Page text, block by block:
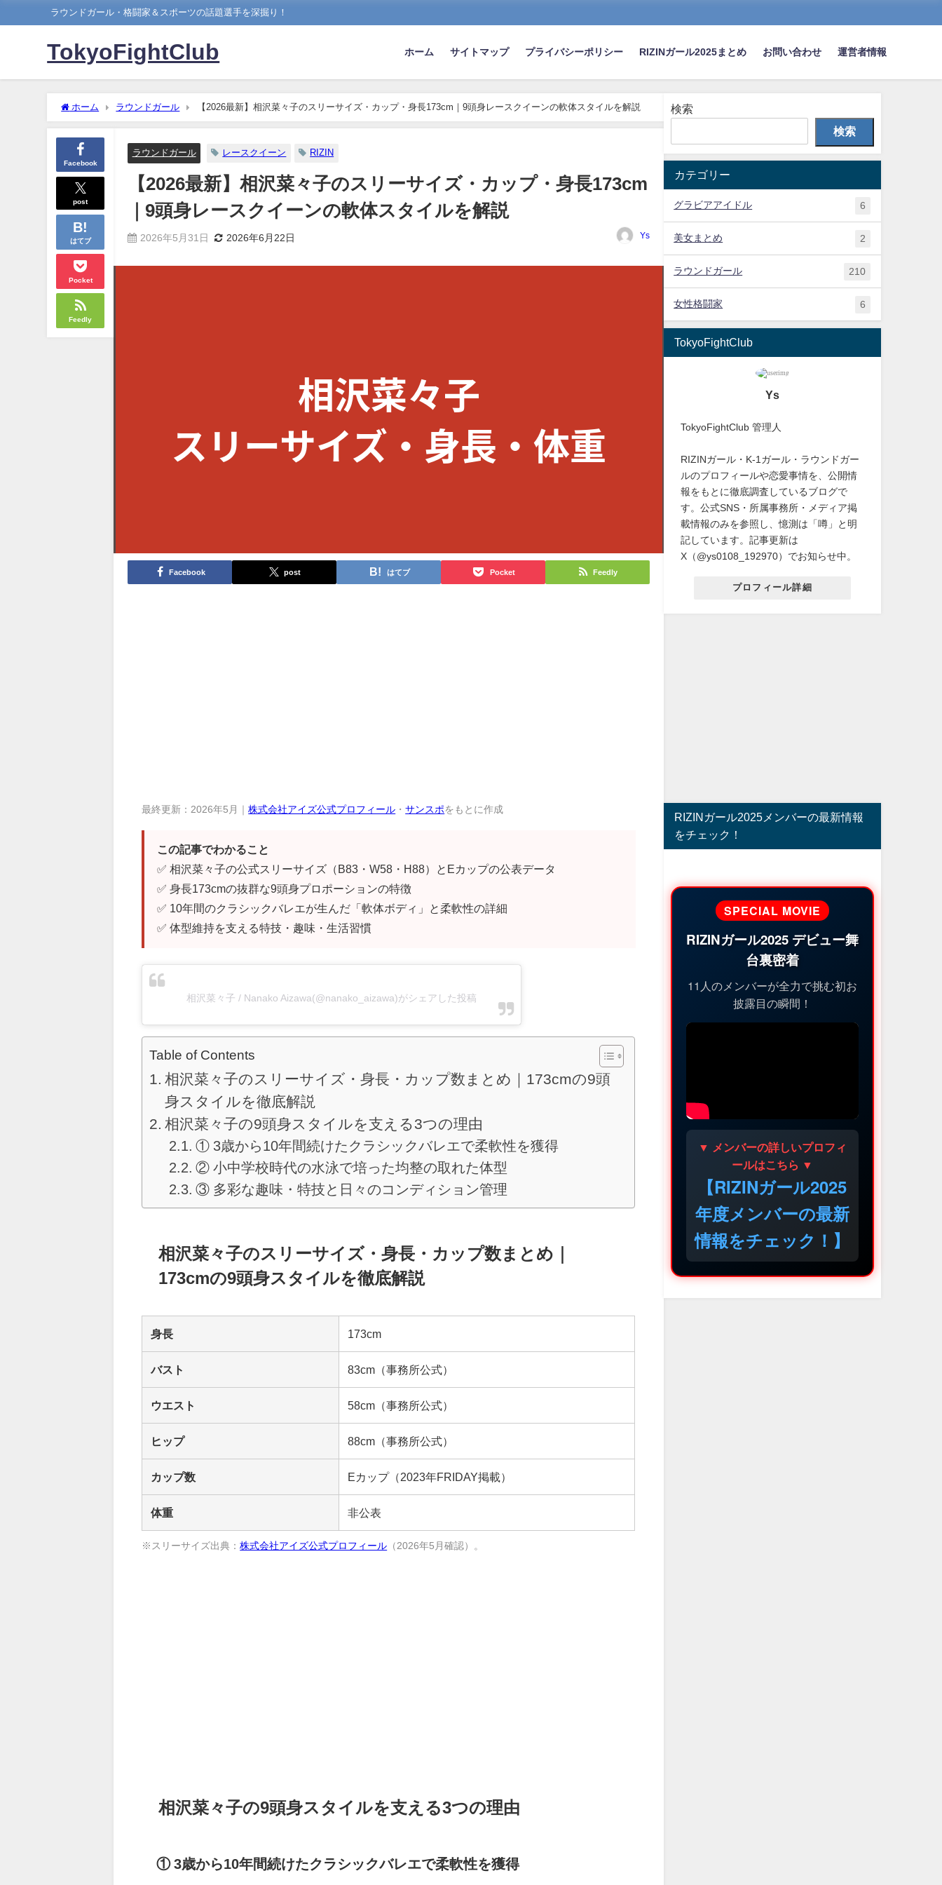
ラウンドガール・格闘家＆スポーツの話題選手を深掘り！
TokyoFightClub ホーム サイトマップ プライバシーポリシー RIZINガール2025まとめ お問い合わせ 運営者情報
ホーム ラウンドガール 【2026最新】相沢菜々子のスリーサイズ・カップ・身長173cm｜9頭身レースクイーンの軟体スタイルを解説
Facebook
post
はてブ
Pocket
Feedly
ラウンドガール レースクイーン RIZIN
【2026最新】相沢菜々子のスリーサイズ・カップ・身長173cm
｜9頭身レースクイーンの軟体スタイルを解説
2026年5月31日 2026年6月22日 Ys
Facebook post はてブ Pocket Feedly
最終更新：2026年5月｜株式会社アイズ公式プロフィール ・サンスポ をもとに作成
この記事でわかること
✅ 相沢菜々子の公式スリーサイズ（B83・W58・H88）とEカップの公表データ
✅ 身長173cmの抜群な9頭身プロポーションの特徴
✅ 10年間のクラシックバレエが生んだ「軟体ボディ」と柔軟性の詳細
✅ 体型維持を支える特技・趣味・生活習慣
相沢菜々子 / Nanako Aizawa(@nanako_aizawa)がシェアした投稿
Table of Contents
相沢菜々子のスリーサイズ・身長・カップ数まとめ｜173cmの9頭
身スタイルを徹底解説
相沢菜々子の9頭身スタイルを支える3つの理由
① 3歳から10年間続けたクラシックバレエで柔軟性を獲得
② 小中学校時代の水泳で培った均整の取れた体型
③ 多彩な趣味・特技と日々のコンディション管理
相沢菜々子のスリーサイズ・身長・カップ数まとめ｜
173cmの9頭身スタイルを徹底解説
身長 173cm
バスト 83cm（事務所公式）
ウエスト 58cm（事務所公式）
ヒップ 88cm（事務所公式）
カップ数 Eカップ（2023年FRIDAY掲載）
体重 非公表
※スリーサイズ出典：株式会社アイズ公式プロフィール （2026年5月確認）。
相沢菜々子の9頭身スタイルを支える3つの理由
① 3歳から10年間続けたクラシックバレエで柔軟性を獲得
検索
検索
カテゴリー
グラビアアイドル 6
美女まとめ 2
ラウンドガール 210
女性格闘家 6
TokyoFightClub
Ys
TokyoFightClub 管理人
RIZINガール・K-1ガール・ラウンドガー
ルのプロフィールや恋愛事情を、公開情
報をもとに徹底調査しているブログで
す。公式SNS・所属事務所・メディア掲
載情報のみを参照し、憶測は「噂」と明
記しています。記事更新は
X（@ys0108_192970）でお知らせ中。
プロフィール詳細
RIZINガール2025メンバーの最新情報
をチェック！
SPECIAL MOVIE
RIZINガール2025 デビュー舞
台裏密着
11人のメンバーが全力で挑む初お
披露目の瞬間！
▼ メンバーの詳しいプロフィ
ールはこちら ▼
【RIZINガール2025
年度メンバーの最新
情報をチェック！】